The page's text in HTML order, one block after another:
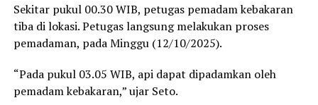
Sekitar pukul 00.30 WIB, petugas pemadam kebakaran
tiba di lokasi. Petugas langsung melakukan proses
pemadaman, pada Minggu (12/10/2025).
“Pada pukul 03.05 WIB, api dapat dipadamkan oleh
pemadam kebakaran,” ujar Seto.